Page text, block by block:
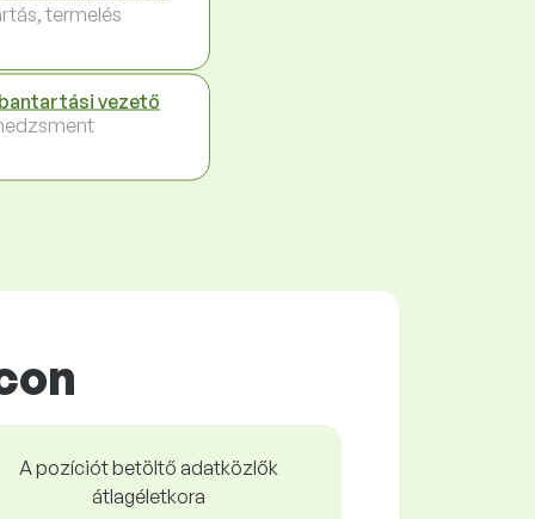
termelés
vezető
A pozíciót betöltő adatközlők
átlagéletkora